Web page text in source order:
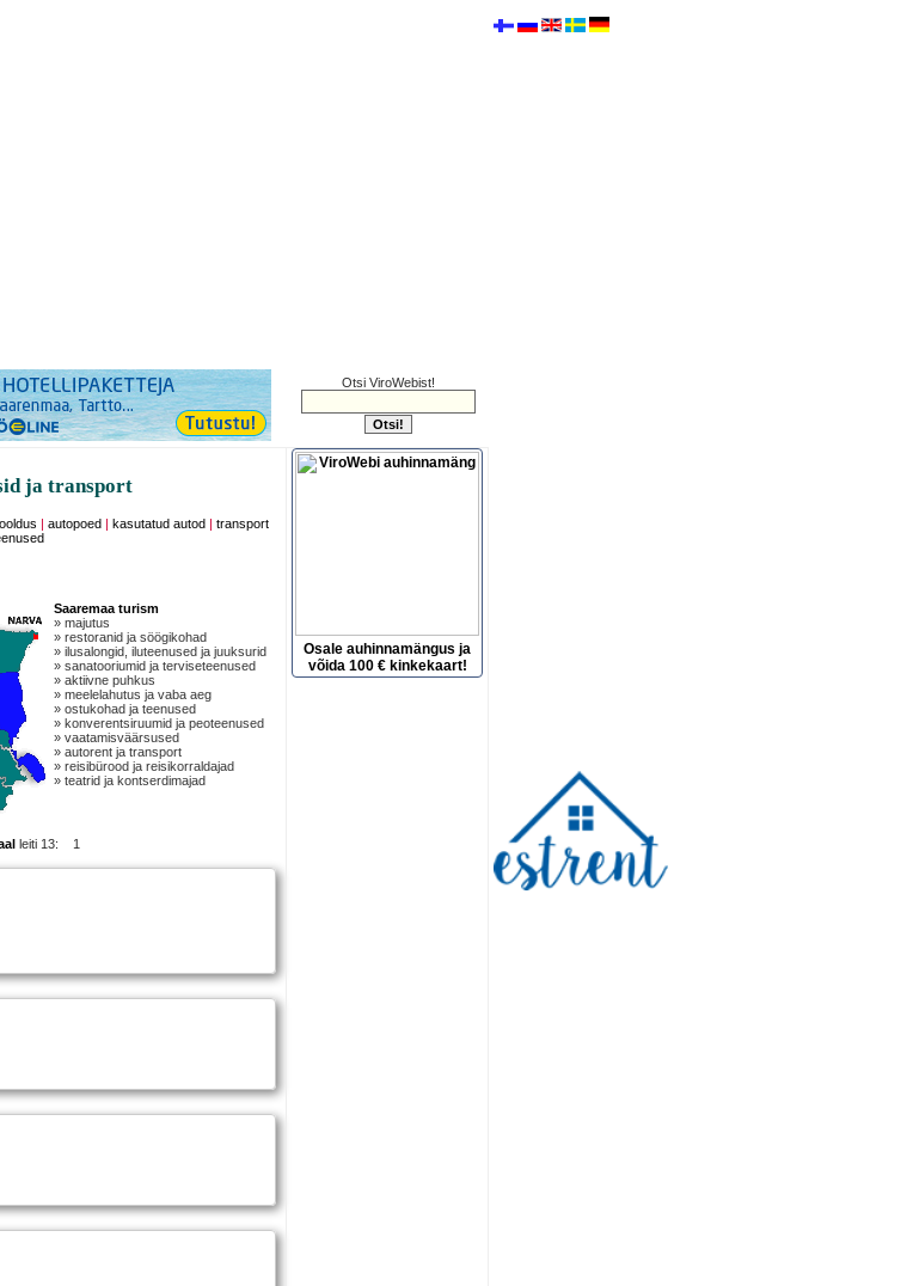
Otsi ViroWebist!
ja transport
autopoed kasutatud autod
transport
Saaremaa turism
» majutus
» restoranid ja söögikohad
» ilusalongid, iluteenused ja juuksurid
» sanatooriumid ja terviseteenused
» aktiivne puhkus
» meelelahutus ja vaba aeg
» ostukohad ja teenused
» konverentsiruumid ja peoteenused
» vaatamisväärsused
» autorent ja transport
» reisibürood ja reisikorraldajad
» teatrid ja kontserdimajad
leiti 13: 1
Osale auhinnamängus ja
võida 100 € kinkekaart!